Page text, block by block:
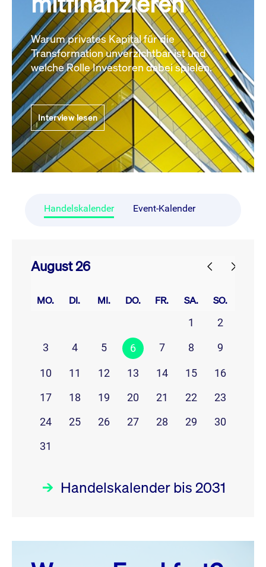
Warum privates Kapital für die
Transformation unverzichtbar ist und
welche Rolle Investoren dabei spielen.
Interview lesen
Handelskalender Event-Kalender
August 26
MO. DI. MI. DO. FR. SA. SO.
1
2
3
4 5 6 7 8 9
10 11 12 13 14 15
16
17
18 19 20 21 22
23
24
25 26 27 28 29
30
31
Handelskalender bis 2031
August 26